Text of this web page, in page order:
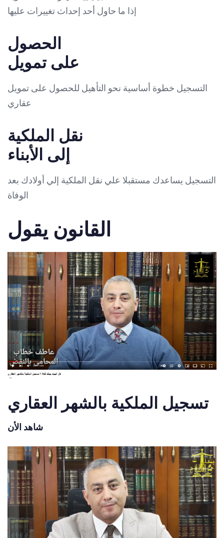
إذا ما حاول أحد إحداث تغييرات عليها
الحصول
على تمويل
التسجيل خطوة أساسية نحو التأهيل للحصول على تمويل
عقاري
نقل الملكية
إلى الأبناء
التسجيل يساعدك مستقبلا علي نقل الملكية إلي أولادك بعد
الوفاة
القانون يقول
تسجيل الملكية بالشهر العقاري
شاهد الأن